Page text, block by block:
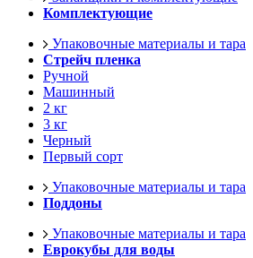
Комплектующие
Упаковочные материалы и тара
Стрейч пленка
Ручной
Машинный
2 кг
3 кг
Черный
Первый сорт
Упаковочные материалы и тара
Поддоны
Упаковочные материалы и тара
Еврокубы для воды